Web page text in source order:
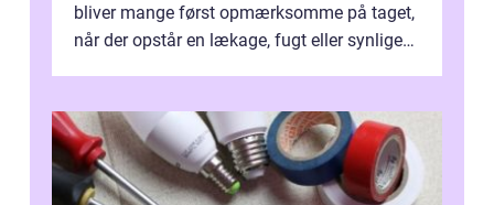
bliver mange først opmærksomme på taget,
når der opstår en lækage, fugt eller synlige